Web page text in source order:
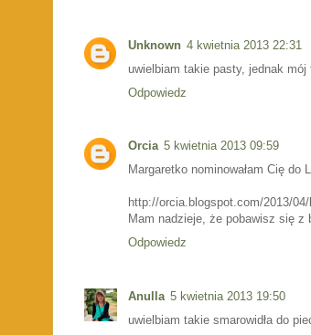
Unknown 4 kwietnia 2013 22:31
uwielbiam takie pasty, jednak
Odpowiedz
Orcia 5 kwietnia 2013 09:59
Margaretko nominowałam Cię do
http://orcia.blogspot.com/2013/
Mam nadzieje, że pobawisz się z
Odpowiedz
Anulla 5 kwietnia 2013 19:50
uwielbiam takie smarowidła do